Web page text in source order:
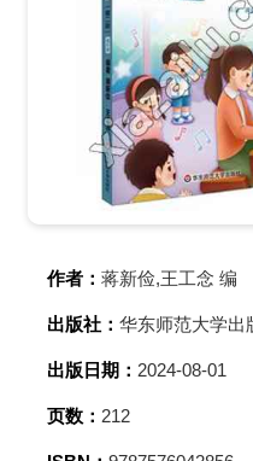
作者： 蒋新俭,王工念 编
出版社： 华东师范大学出
出版日期： 2024-08-01
页数： 212